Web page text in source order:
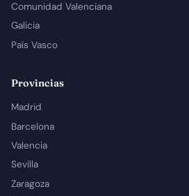
Comunidad Valenciana
Galicia
País Vasco
Provincias
Madrid
Barcelona
Valencia
Sevilla
Zaragoza